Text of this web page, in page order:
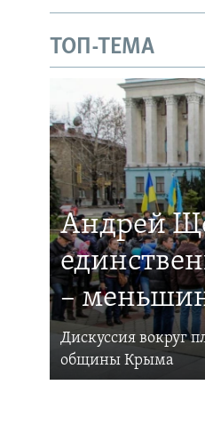
ТОП-ТЕМА
Андрей
–
Дискуссия вокруг
общины Крыма